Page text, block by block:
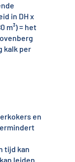
in DH x
m³) = het
kalk per
en
tijd kan
leiden